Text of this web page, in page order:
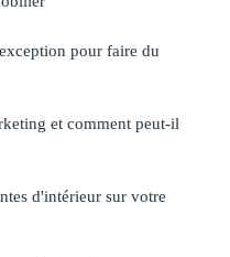
pour faire du
et comment peut-il
d'intérieur sur votre